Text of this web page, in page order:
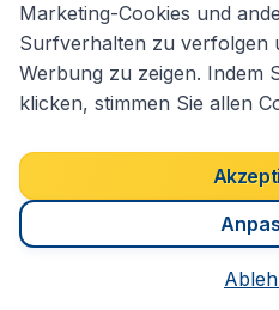
Allgemeine
Cookies
Marketing-Cookies und
Surfverhalten zu verfolgen
Werbung zu zeigen. Indem
klicken, stimmen Sie allen